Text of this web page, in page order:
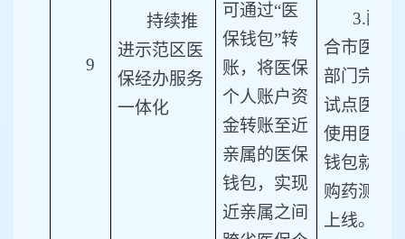
9
持续推
进示范区医
保经办服务
一体化
可通过“医
保钱包”转
账，将医保
个人账户资
金转账至近
亲属的医保
钱包，实现
近亲属之间
3.配
合市医保
部门完成
试点医院
使用医保
钱包就医
购药测试
上线。